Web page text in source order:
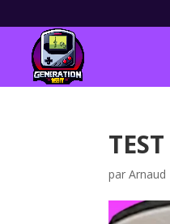
parArnaud